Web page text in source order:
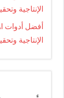
الإنتاجية
الإنتاجية